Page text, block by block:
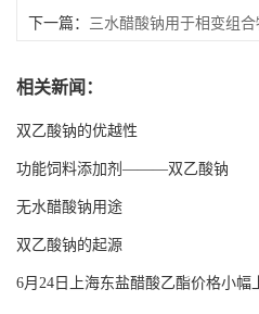
下一篇： 三水醋酸钠用于相变组合
相关新闻：
双乙酸钠的优越性
功能饲料添加剂———双乙酸钠
无水醋酸钠用途
双乙酸钠的起源
6月24日上海东盐醋酸乙酯价格小幅